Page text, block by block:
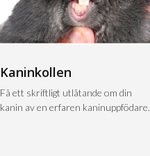
Kaninkollen
Få ett skriftligt utlåtande om din
kanin av en erfaren kaninuppfödare.